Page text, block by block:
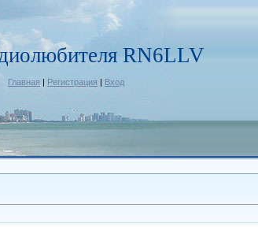
RN6LLV
Главная | Регистрация | Вход